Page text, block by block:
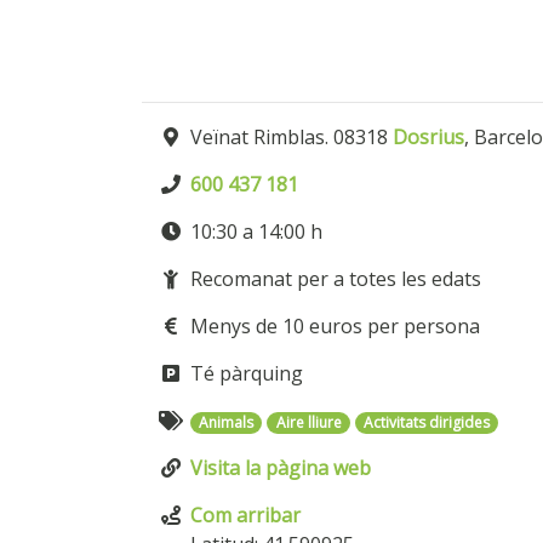
Veïnat Rimblas. 08318 Dosrius,
600 437 181
10:30 a 14:00 h
Recomanat per a totes les edats
Menys de 10 euros per persona
Té pàrquing
Animals Aire lliure Activitats dirigides
Visita la pàgina web
Com arribar